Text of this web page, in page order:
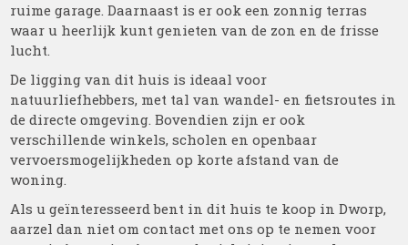
ruime garage. Daarnaast is er ook een zonnig terras
waar u heerlijk kunt genieten van de zon en de frisse
lucht.
De ligging van dit huis is ideaal voor
natuurliefhebbers, met tal van wandel- en fietsroutes in
de directe omgeving. Bovendien zijn er ook
verschillende winkels, scholen en openbaar
vervoersmogelijkheden op korte afstand van de
woning.
Als u geïnteresseerd bent in dit huis te koop in Dworp,
aarzel dan niet om contact met ons op te nemen voor